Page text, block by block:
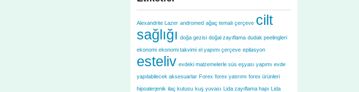
Alexandrite Lazer andromed ağaç temalı çerçeve cilt
sağlığı doğa gezisi doğal zayıflama dudak peelingleri
ekonomi ekonomi takvimi el yapımı çerçeve epilasyon
esteliv evdeki malzemelerle süs eşyası yapımı evde
yapılabilecek aksesuarlar Forex forex yatırımı forex ürünleri
hipoalerjenik ilaç kutusu kuş yuvası Lida zayıflama hapı Lida